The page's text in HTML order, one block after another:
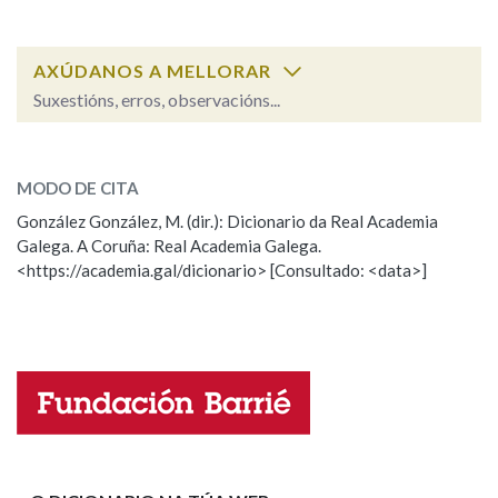
CASA-MUSEO EMILIA PARDO
BAZÁN
HISTORIA
60 ANOS DLG
Comeza por
Contén
Nas definicións
AXÚDANOS A MELLORAR
Suxestións, erros, observacións...
Observación
Nome
MODO DE CITA
González González, M. (dir.): Dicionario da Real Academia
Galega. A Coruña: Real Academia Galega.
<https://academia.gal/dicionario> [Consultado: <data>]